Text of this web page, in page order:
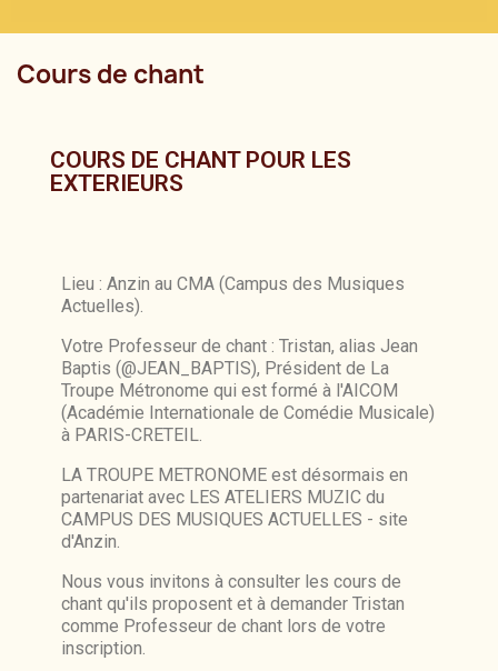
Cours de chant
COURS DE CHANT POUR LES
EXTERIEURS
Lieu : Anzin au CMA (Campus des Musiques
Actuelles).
Votre Professeur de chant : Tristan, alias Jean
Baptis (@JEAN_BAPTIS), Président de La
Troupe Métronome qui est formé à l'AICOM
(Académie Internationale de Comédie Musicale)
à PARIS-CRETEIL.
LA TROUPE METRONOME est désormais en
partenariat avec LES ATELIERS MUZIC du
CAMPUS DES MUSIQUES ACTUELLES - site
d'Anzin.
Nous vous invitons à consulter les cours de
chant qu'ils proposent et à demander Tristan
comme Professeur de chant lors de votre
inscription.